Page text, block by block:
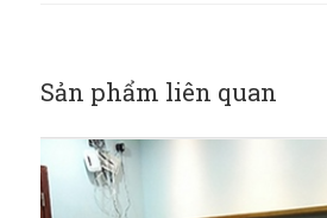
Sản phẩm liên quan